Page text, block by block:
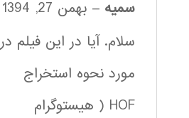
سمیه – بهمن 27, 1394
سلام. آیا در این فیلم در
مورد نحوه استخراج
HOF ( هیستوگرام